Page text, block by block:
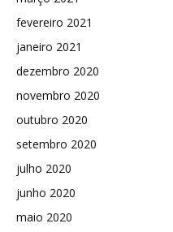
fevereiro 2021
janeiro 2021
dezembro 2020
novembro 2020
outubro 2020
setembro 2020
julho 2020
junho 2020
maio 2020